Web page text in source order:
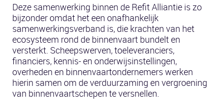
Deze samenwerking binnen de Refit Alliantie is zo
bijzonder omdat het een onafhankelijk
samenwerkingsverband is, die krachten van het
ecosysteem rond de binnenvaart bundelt en
versterkt. Scheepswerven, toeleveranciers,
financiers, kennis- en onderwijsinstellingen,
overheden en binnenvaartondernemers werken
hierin samen om de verduurzaming en vergroening
van binnenvaartschepen te versnellen.